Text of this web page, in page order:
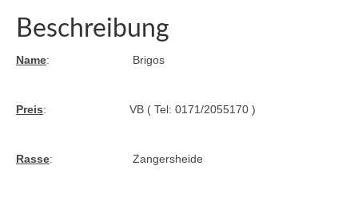
Red up Chiqui Z – Rohan – Up Chiqui –
Ohio van de Padenborre
Bajar Sha – Suakim Sha – Sultan Sha –
Zuchtstuten F2
Beschreibung
Name: Brigos
Preis: VB ( Tel: 0171/2055170 )
Rasse: Zangersheide